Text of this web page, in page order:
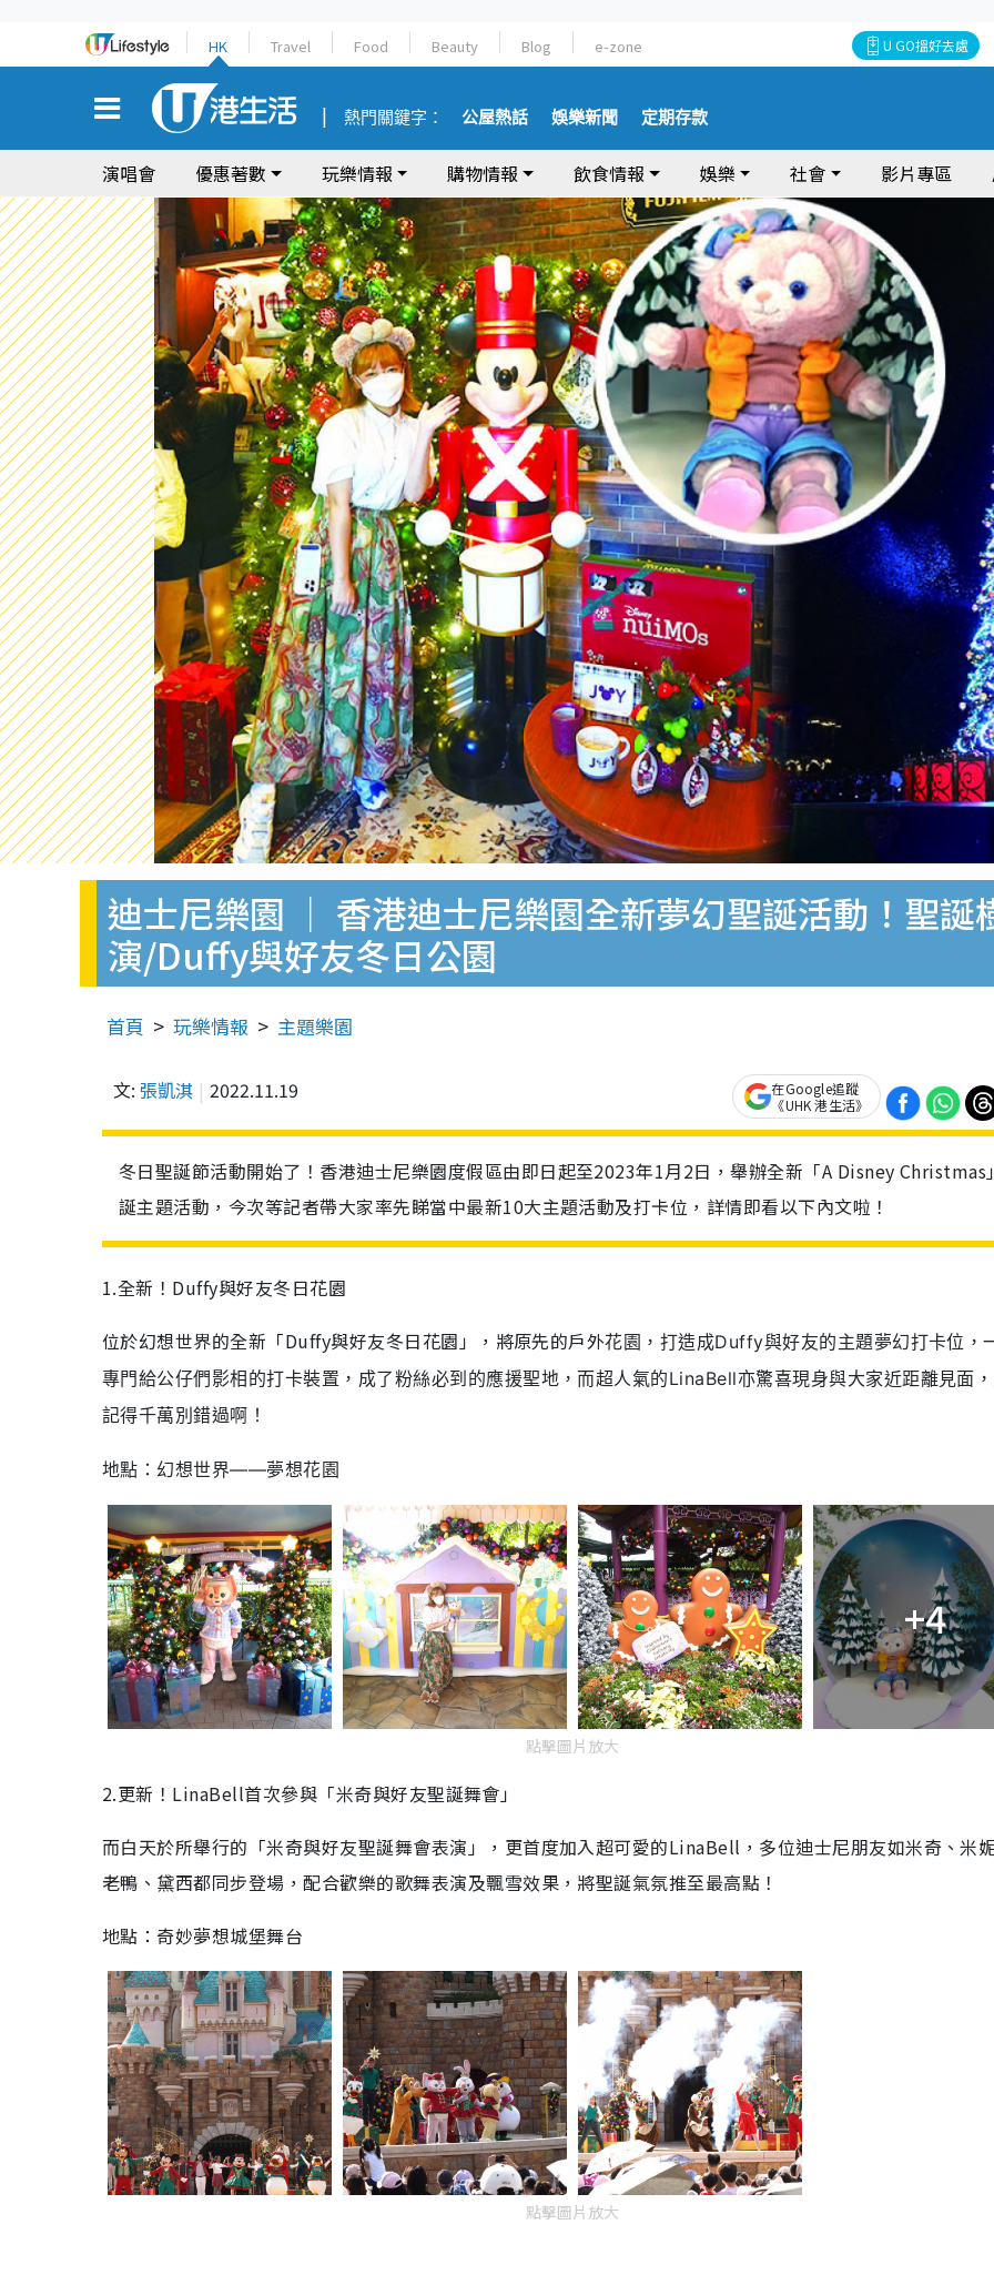
HK Travel Food Beauty Blog e-zone U GO搵好去處
熱門關鍵字： 公屋熱話 娛樂新聞 定期存款
演唱會 優惠著數 玩樂情報 購物情報 飲食情報 娛樂 社會 影片專區
迪士尼樂園 ｜ 香港迪士尼樂園全新夢幻聖誕活動！聖
演/Duffy與好友冬日公園
首頁 玩樂情報 主題樂園
文: 張凱淇 2022.11.19
在Google追蹤
《UHK 港生活》
冬日聖誕節活動開始了！香港迪士尼樂園度假區由即日起至2023年1月2日，舉辦全新「A Disney Christmas
誕主題活動，今次等記者帶大家率先睇當中最新10大主題活動及打卡位，詳情即看以下內文啦！
1.全新！Duffy與好友冬日花園
位於幻想世界的全新「Duffy與好友冬日花園」，將原先的戶外花園，打造成Duffy與好友的主題夢幻打卡位，
專門給公仔們影相的打卡裝置，成了粉絲必到的應援聖地，而超人氣的LinaBell亦驚喜現身與大家近距離見面
記得千萬別錯過啊！
地點：幻想世界——夢想花園
+4
點擊圖片放大
2.更新！LinaBell首次參與「米奇與好友聖誕舞會」
而白天於所舉行的「米奇與好友聖誕舞會表演」，更首度加入超可愛的LinaBell，多位迪士尼朋友如米奇、米
老鴨、黛西都同步登場，配合歡樂的歌舞表演及飄雪效果，將聖誕氣氛推至最高點！
地點：奇妙夢想城堡舞台
點擊圖片放大